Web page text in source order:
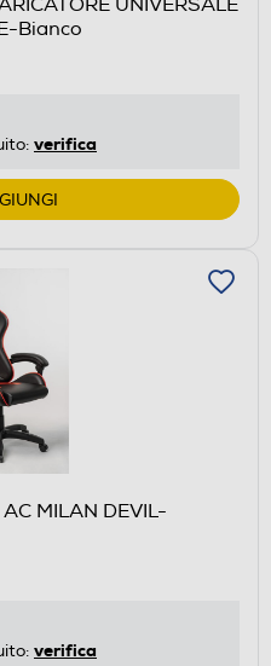
Bianco
verifica
MILAN DEVIL-
verifica